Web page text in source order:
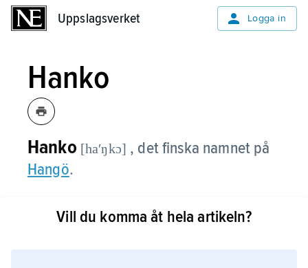
Uppslagsverket Logga in
Hanko
Hanko [haʹŋkɔ] , det finska namnet på
Hangö.
Vill du komma åt hela artikeln?